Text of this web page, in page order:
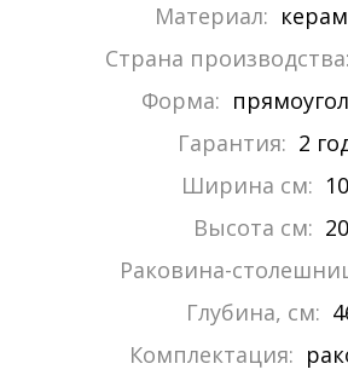
Материал:
Страна производства:
Форма:
Гарантия: 2
Ширина см:
Высота см: 20
Раковина-
Глубина, см:
Комплектация: